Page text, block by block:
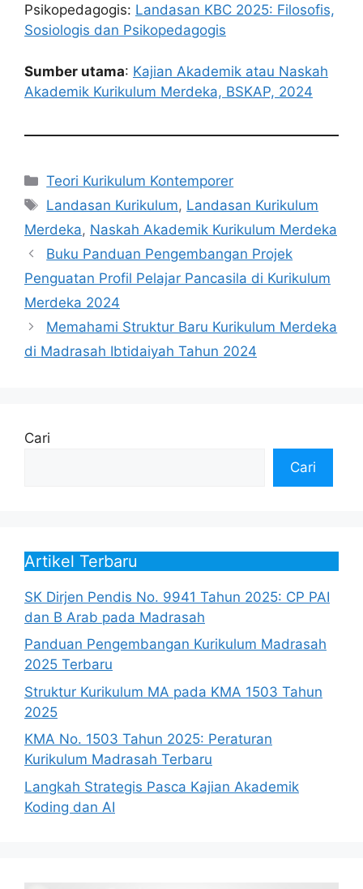
Psikopedagogis: Landasan KBC 2025: Filosofis,
Sosiologis dan Psikopedagogis
Sumber utama: Kajian Akademik atau Naskah
Akademik Kurikulum Merdeka, BSKAP, 2024
Kategori
Teori Kurikulum Kontemporer
Tag
Landasan Kurikulum, Landasan Kurikulum
Merdeka, Naskah Akademik Kurikulum Merdeka
Buku Panduan Pengembangan Projek
Penguatan Profil Pelajar Pancasila di Kurikulum
Merdeka 2024
Memahami Struktur Baru Kurikulum Merdeka
di Madrasah Ibtidaiyah Tahun 2024
Cari
Cari
Artikel Terbaru
SK Dirjen Pendis No. 9941 Tahun 2025: CP PAI
dan B Arab pada Madrasah
Panduan Pengembangan Kurikulum Madrasah
2025 Terbaru
Struktur Kurikulum MA pada KMA 1503 Tahun
2025
KMA No. 1503 Tahun 2025: Peraturan
Kurikulum Madrasah Terbaru
Langkah Strategis Pasca Kajian Akademik
Koding dan AI